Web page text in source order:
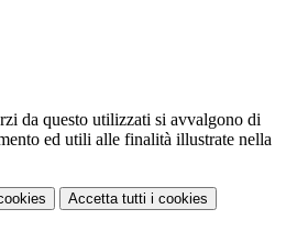
da questo utilizzati si avvalgono di
ed utili alle finalità illustrate nella
Accetta tutti i cookies